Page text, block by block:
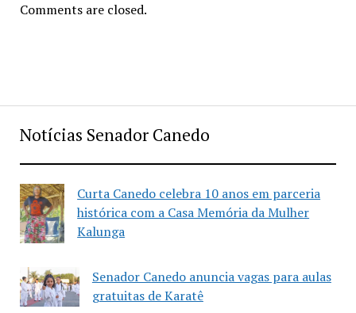
Notícias Senador Canedo
Curta Canedo celebra 10 anos em parceria
histórica com a Casa Memória da Mulher
Kalunga
Senador Canedo anuncia vagas para aulas
gratuitas de Karatê
Comments are closed.